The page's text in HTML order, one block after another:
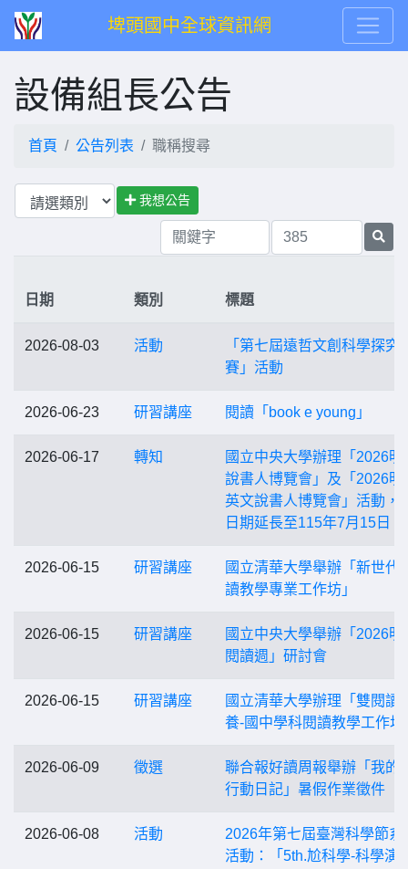
埤頭國中全球資訊網
設備組長公告
首頁 公告列表 職稱搜尋
我想公告
日期 類別 標題
2026-08-03 活動
「第七屆遠哲文創科學探究
賽」活動
2026-06-23 研習講座 閱讀「book e young」
2026-06-17 轉知
國立中央大學辦理「2026明
說書人博覽會」及「2026明
英文說書人博覽會」活動，
日期延長至115年7月15日
2026-06-15 研習講座
國立清華大學舉辦「新世代
讀教學專業工作坊」
2026-06-15 研習講座
國立中央大學舉辦「2026明
閱讀週」研討會
2026-06-15 研習講座
國立清華大學辦理「雙閱讀
養-國中學科閱讀教學工作坊
2026-06-09 徵選
聯合報好讀周報舉辦「我的
行動日記」暑假作業徵件
2026-06-08 活動
2026年第七屆臺灣科學節系
活動：「5th.尬科學-科學演